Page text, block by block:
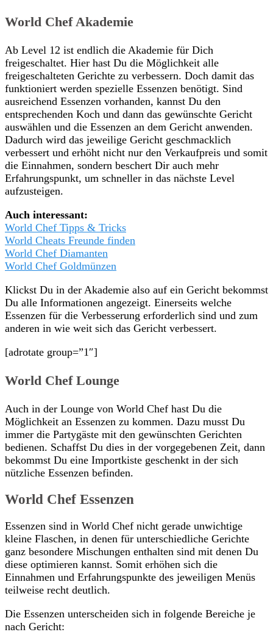
World Chef Akademie
Ab Level 12 ist endlich die Akademie für Dich
freigeschaltet. Hier hast Du die Möglichkeit alle
freigeschalteten Gerichte zu verbessern. Doch damit das
funktioniert werden spezielle Essenzen benötigt. Sind
ausreichend Essenzen vorhanden, kannst Du den
entsprechenden Koch und dann das gewünschte Gericht
auswählen und die Essenzen an dem Gericht anwenden.
Dadurch wird das jeweilige Gericht geschmacklich
verbessert und erhöht nicht nur den Verkaufpreis und somit
die Einnahmen, sondern beschert Dir auch mehr
Erfahrungspunkt, um schneller in das nächste Level
aufzusteigen.
Auch interessant:
World Chef Tipps & Tricks
World Cheats Freunde finden
World Chef Diamanten
World Chef Goldmünzen
Klickst Du in der Akademie also auf ein Gericht bekommst
Du alle Informationen angezeigt. Einerseits welche
Essenzen für die Verbesserung erforderlich sind und zum
anderen in wie weit sich das Gericht verbessert.
[adrotate group=”1″]
World Chef Lounge
Auch in der Lounge von World Chef hast Du die
Möglichkeit an Essenzen zu kommen. Dazu musst Du
immer die Partygäste mit den gewünschten Gerichten
bedienen. Schaffst Du dies in der vorgegebenen Zeit, dann
bekommst Du eine Importkiste geschenkt in der sich
nützliche Essenzen befinden.
World Chef Essenzen
Essenzen sind in World Chef nicht gerade unwichtige
kleine Flaschen, in denen für unterschiedliche Gerichte
ganz besondere Mischungen enthalten sind mit denen Du
diese optimieren kannst. Somit erhöhen sich die
Einnahmen und Erfahrungspunkte des jeweiligen Menüs
teilweise recht deutlich.
Die Essenzen unterscheiden sich in folgende Bereiche je
nach Gericht: